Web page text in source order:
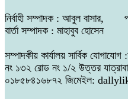
নির্বাহী সম্পাদক : আবুল
বার্তা সম্পাদক : মাহাবুব হোসেন
সম্পাদকীয় কার্যালয় সার্বিক
নং ১৩২ রোড নং ১/২ উত্তর
০১৮৫৮৪১৬৮৭২ জিমেইল: